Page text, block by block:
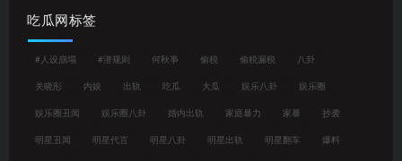
吃瓜网标签
#人设崩塌 #潜规则 何秋亊 偷税 偷税漏税 八卦
关晓彤 内娱 出轨 吃瓜 大瓜 娱乐八卦 娱乐圈
娱乐圈丑闻 娱乐圈八卦 婚内出轨 家庭暴力 家暴 抄袭
明星丑闻 明星代言 明星八卦 明星出轨 明星翻车 爆料